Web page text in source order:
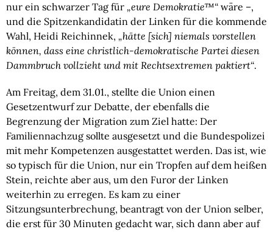
nur ein schwarzer Tag für „eure Demokratie™“ wäre –,
und die Spitzenkandidatin der Linken für die kommende
Wahl, Heidi Reichinnek, „hätte [sich] niemals vorstellen
können, dass eine christlich-demokratische Partei diesen
Dammbruch vollzieht und mit Rechtsextremen paktiert“.
Am Freitag, dem 31.01., stellte die Union einen
Gesetzentwurf zur Debatte, der ebenfalls die
Begrenzung der Migration zum Ziel hatte: Der
Familiennachzug sollte ausgesetzt und die Bundespolizei
mit mehr Kompetenzen ausgestattet werden. Das ist, wie
so typisch für die Union, nur ein Tropfen auf dem heißen
Stein, reichte aber aus, um den Furor der Linken
weiterhin zu erregen. Es kam zu einer
Sitzungsunterbrechung, beantragt von der Union selber,
die erst für 30 Minuten gedacht war, sich dann aber auf